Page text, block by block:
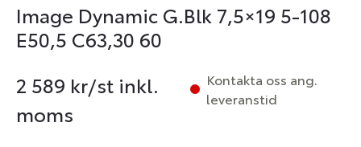
Image Dynamic G.Blk 7,5×19 5-108
E50,5 C63,30 60
2 589 kr/st inkl.
moms
Kontakta oss ang.
leveranstid